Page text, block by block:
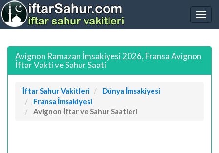
Avignon Ramazan İmsakiyesi 2026, Fransa Avignon
İftar Vakti ve Sahur Saati
İftar Sahur Vakitleri
Dünya İmsakiyesi
Fransa İmsakiyesi
Avignon İftar ve Sahur Saatleri